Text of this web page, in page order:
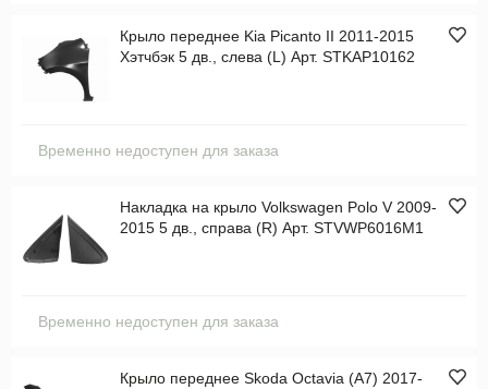
Крыло переднее Kia Picanto II 2011-2015
Хэтчбэк 5 дв., слева (L) Арт. STKAP10162
Временно недоступен для заказа
Накладка на крыло Volkswagen Polo V 2009-
2015 5 дв., справа (R) Арт. STVWP6016M1
Временно недоступен для заказа
Крыло переднее Skoda Octavia (A7) 2017-